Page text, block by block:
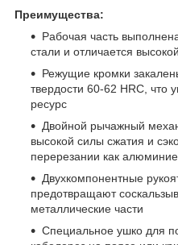
Преимущества:
Рабочая часть
стали и отличается
Режущие кромки
твердости 60-62 HRC, что
ресурс
Двойной рычажный
высокой силы сжатия и
перерезании как
Двухкомпонентные
предотвращают
металлические части
Специальное ушко для